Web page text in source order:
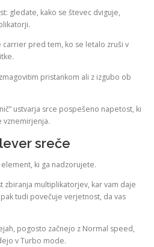
gledate, kako se števec dviguje,
pred tem, ko se letalo zruši v
pristankom ali z izgubo ob
ustvarja srce pospešeno napetost, ki
vznemirjenja.
sreče
ki ga nadzorujete.
multiplikatorjev, kar vam daje
tudi povečuje verjetnost, da vas
pogosto začnejo z Normal speed,
v Turbo mode.